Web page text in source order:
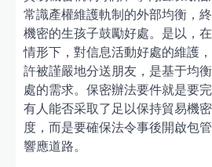
常識產權維護軌制的外部均衡，
機密的生孩子鼓勵好處。是以，
情形下，對信息活動好處的維護
許被謹嚴地分送朋友，是基于均
處的需求。保密辦法要件就是要
有人能否采取了足以保持貿易機
度，而是要確保法令事後開啟包
響應道路。